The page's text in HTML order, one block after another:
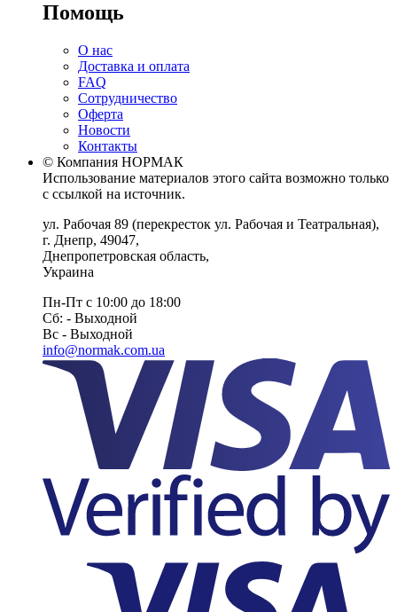
Помощь
О нас
Доставка и оплата
FAQ
Сотрудничество
Оферта
Новости
Контакты
© Компания НОРМАК
Использование материалов этого сайта возможно только
с ссылкой на источник.
ул. Рабочая 89 (перекресток ул. Рабочая и Театральная),
г. Днепр, 49047,
Днепропетровская область,
Украина
Пн-Пт с 10:00 до 18:00
Сб: - Выходной
Вс - Выходной
info@normak.com.ua